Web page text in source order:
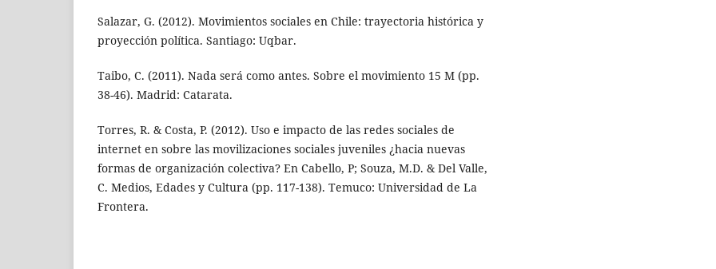
Salazar, G. (2012). Movimientos sociales en Chile: trayectoria histórica y
proyección política. Santiago: Uqbar.
Taibo, C. (2011). Nada será como antes. Sobre el movimiento 15 M (pp.
38-46). Madrid: Catarata.
Torres, R. & Costa, P. (2012). Uso e impacto de las redes sociales de
internet en sobre las movilizaciones sociales juveniles ¿hacia nuevas
formas de organización colectiva? En Cabello, P; Souza, M.D. & Del Valle,
C. Medios, Edades y Cultura (pp. 117-138). Temuco: Universidad de La
Frontera.